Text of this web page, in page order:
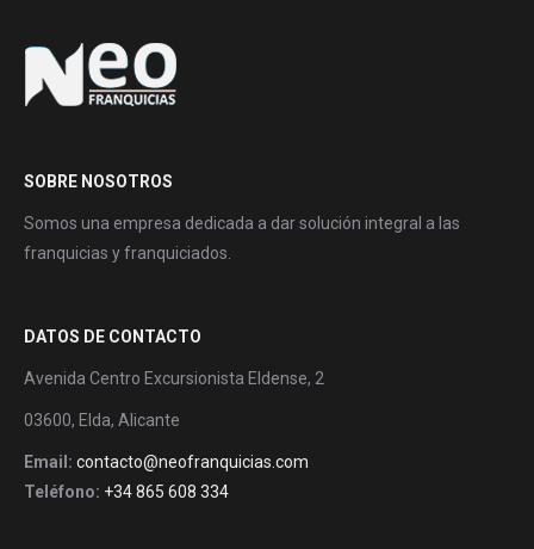
SOBRE NOSOTROS
Somos una empresa dedicada a dar solución integral a las
franquicias y franquiciados.
DATOS DE CONTACTO
Avenida Centro Excursionista Eldense, 2
03600, Elda, Alicante
Email: contacto@neofranquicias.com
Teléfono: +34 865 608 334